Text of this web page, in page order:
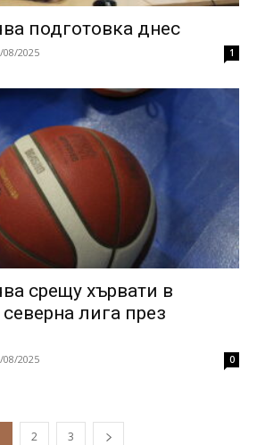
подготовка днес
08/2025 1
срещу хървати в
лига през
08/2025 0
2 3